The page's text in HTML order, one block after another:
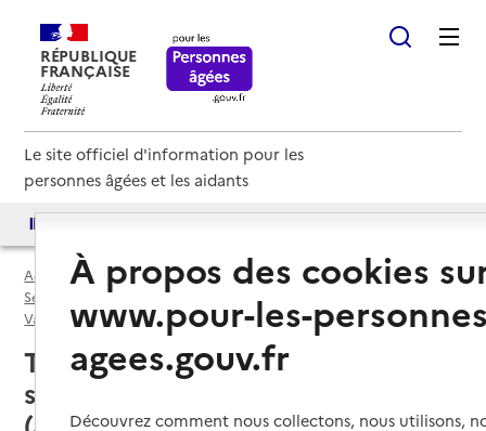
RÉPUBLIQUE
FRANÇAISE
Le site officiel d'information pour les
personnes âgées et les aidants
Accueil
Espace annuaire
Services autonomie à domicile (aide) par département
Var (83)
Service autonomie à domicile (aide)
Toulon (83000) : liste des 25
services autonomie à domicile
À propos des cookies
www.pour-les-
agees.gouv.fr
Découvrez comment nous collectons, nous utilisons,